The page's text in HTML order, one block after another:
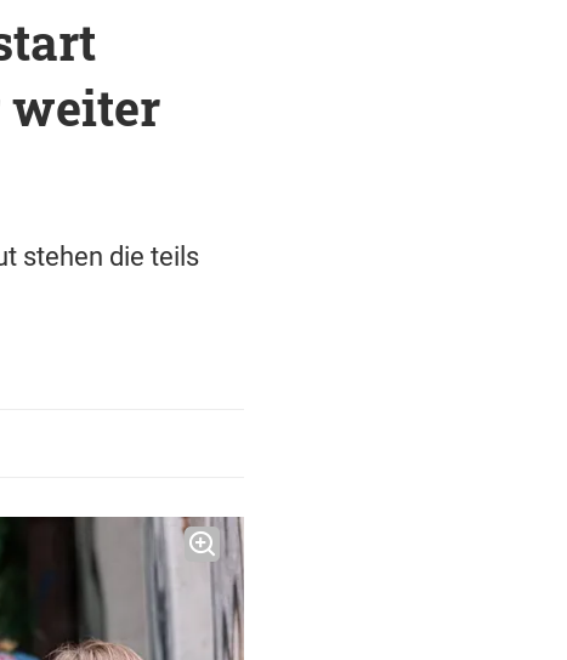
weiter
stehen die teils